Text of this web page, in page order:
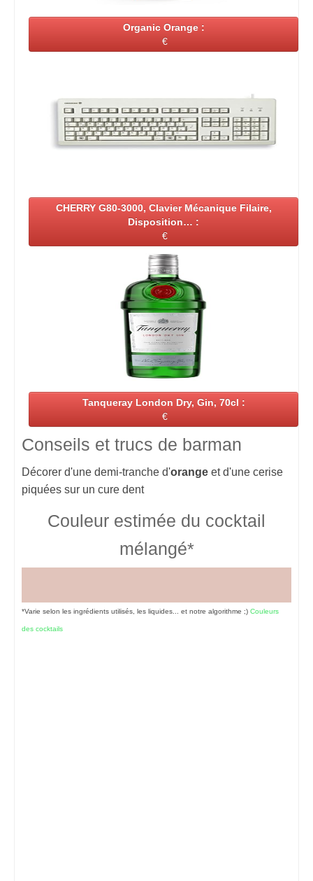
Organic Orange :
€
CHERRY G80-3000, Clavier Mécanique Filaire,
Disposition… :
€
Tanqueray London Dry, Gin, 70cl :
€
Conseils et trucs de barman
Décorer d'une demi-tranche d'orange et d'une cerise
piquées sur un cure dent
Couleur estimée du cocktail
mélangé*
*Varie selon les ingrédients utilisés, les liquides... et notre algorithme ;) Couleurs
des cocktails